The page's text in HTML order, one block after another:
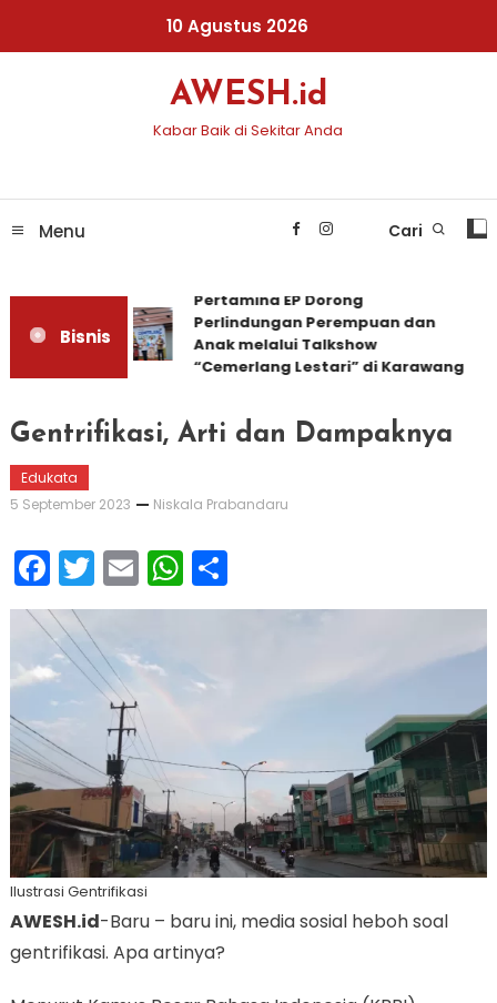
10 Agustus 2026
AWESH.id
Kabar Baik di Sekitar Anda
Menu Cari
Bisnis
Pertamina EP Dorong
Perlindungan Perempuan dan
Anak melalui Talkshow
“Cemerlang Lestari” di Karawang
Gentrifikasi, Arti dan Dampaknya
Edukata
5 September 2023
Niskala Prabandaru
Facebook
Twitter
EmailWhatsApp
Share
Ilustrasi Gentrifikasi
AWESH.id-Baru – baru ini, media sosial heboh soal
gentrifikasi. Apa artinya?